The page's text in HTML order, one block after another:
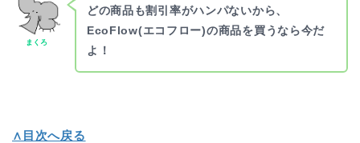
まくろ
どの商品も割引率がハンパないから、
EcoFlow(エコフロー)の商品を買うなら今だ
よ！
∧目次へ戻る